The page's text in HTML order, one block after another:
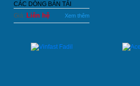
CÁC DÒNG BÁN TẢI
Giá: Liên hệ Xem thêm